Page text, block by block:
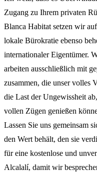
Zugang zu Ihrem privaten
Blanca Habitat setzen wir
lokale Bürokratie ebenso
internationaler Eigentümer.
arbeiten ausschließlich mit
zusammen, die unser volles
die Last der Ungewissheit
vollen Zügen genießen
Lassen Sie uns gemeinsam
den Wert behält, den sie
für eine kostenlose und
Alcalalí, damit wir